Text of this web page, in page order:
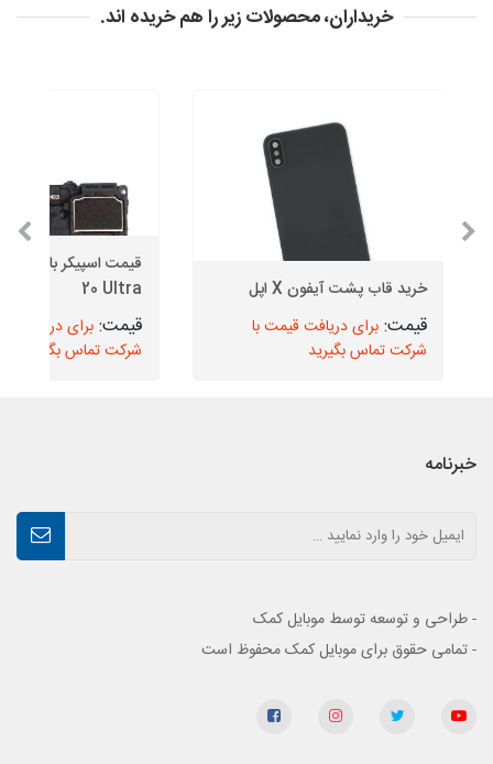
خریداران، محصولات زیر را هم خریده اند.
خرید قاب پشت آیفون X اپل
برای دریافت قیمت با
شرکت تماس بگیرید
20 Ultra
برای دریافت
شرکت تماس بگیرید
خبرنامه
- طراحی و توسعه توسط موبایل کمک
- تمامی حقوق برای موبایل کمک محفوظ است